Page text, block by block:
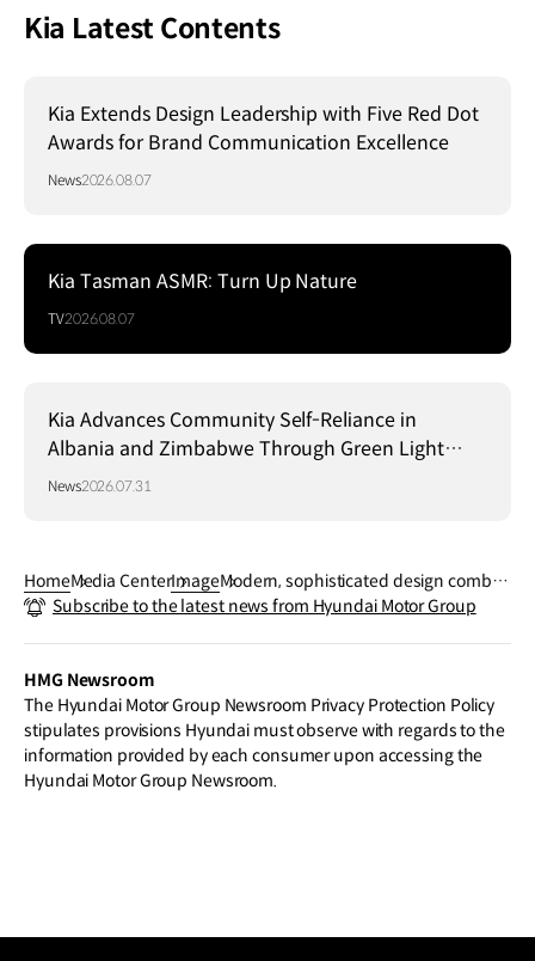
Kia Latest Contents
Kia Extends Design Leadership with Five Red Dot
Awards for Brand Communication Excellence
News2026.08.07
Kia Tasman ASMR: Turn Up Nature
TV2026.08.07
Kia Advances Community Self-Reliance in
Albania and Zimbabwe Through Green Light
Project
News2026.07.31
HomeMedia CenterImageModern, sophisticated design combin
ed with high-end sensibility
Subscribe to the latest news from Hyundai Motor Group
HMG Newsroom
The Hyundai Motor Group Newsroom Privacy Protection Policy
stipulates provisions Hyundai must observe with regards to the
information provided by each consumer upon accessing the
Hyundai Motor Group Newsroom.